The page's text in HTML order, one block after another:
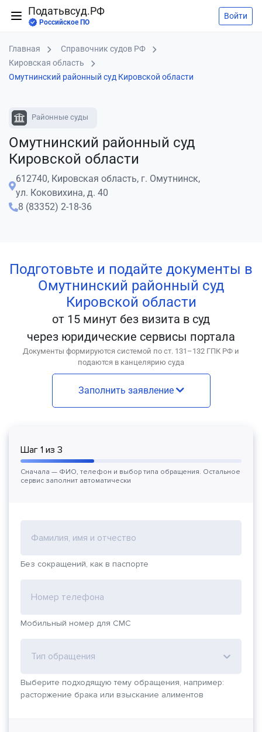
Податьвсуд.РФ
Российское ПО
Войти
Главная
Справочник судов РФ
Кировская область
Омутнинский районный суд Кировской области
Районные суды
Омутнинский районный суд
Кировской области
612740, Кировская область, г. Омутнинск,
ул. Коковихина, д. 40
8 (83352) 2-18-36
Подготовьте и подайте документы в
Омутнинский районный суд
Кировской области
от 15 минут без визита в суд
через юридические сервисы портала
Документы формируются системой по ст. 131–132 ГПК РФ и
подаются в канцелярию суда
Заполнить заявление
Шаг 1 из 3
Сначала — ФИО, телефон и выбор типа обращения. Остальное
сервис заполнит автоматически
Фамилия, имя и отчество
Без сокращений, как в паспорте
Номер телефона
Мобильный номер для СМС
Тип обращения
Выберите подходящую тему обращения, например:
расторжение брака или взыскание алиментов